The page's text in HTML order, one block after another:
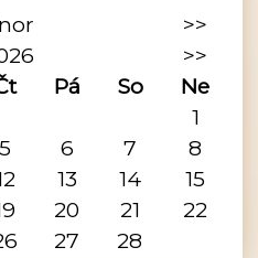
>>
>>
Pá So
Ne
1
5 6 7
8
13 14
15
20 21
22
27 28